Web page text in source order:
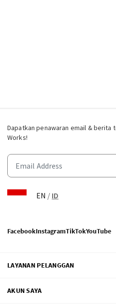
Dapatkan penawaran email & berita
Works!
EN / ID
FacebookInstagramTikTokYouTube
LAYANAN PELANGGAN
AKUN SAYA